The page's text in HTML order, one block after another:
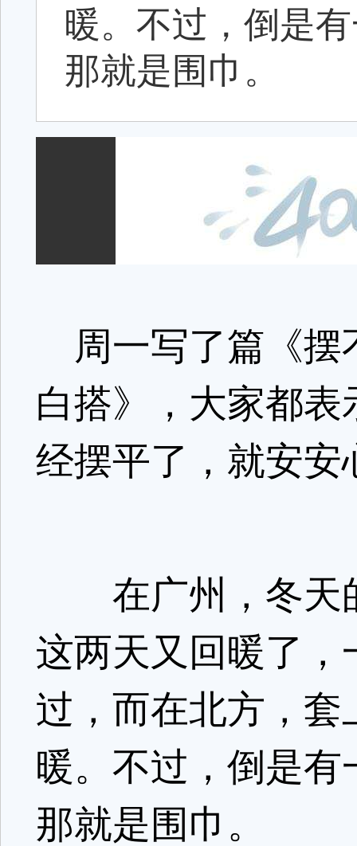
暖。不过，倒是
那就是围巾。
周一写了篇《摆
白搭》，大家都
经摆平了，就安
在广州，冬天
这两天又回暖了
过，而在北方，
暖。不过，倒是
那就是围巾。